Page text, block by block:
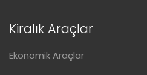
Kiralık Araçlar
Ekonomik Araçlar